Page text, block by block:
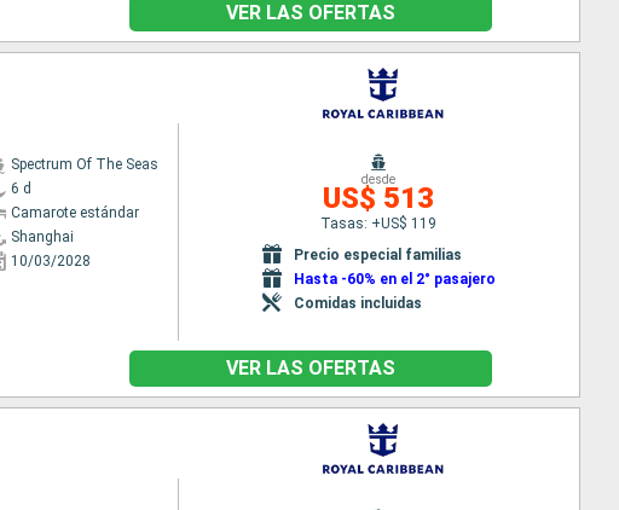
VER LAS OFERTAS
Spectrum Of The Seas
6 d
Camarote estándar
Shanghai
10/03/2028
desde
US$ 513
Tasas: +US$ 119
Precio especial familias
Hasta -60% en el 2° pasajero
Comidas incluidas
VER LAS OFERTAS